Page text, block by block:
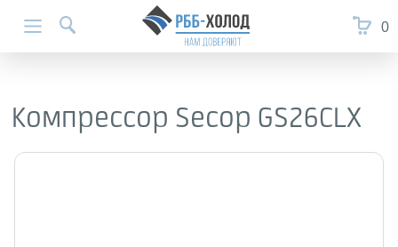
0
Компрессор Secop GS26CLX